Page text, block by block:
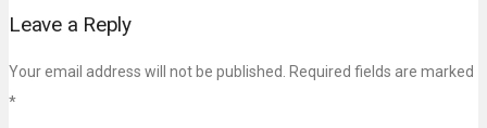
Leave a Reply
Your email address will not be published. Required fields are marked
*